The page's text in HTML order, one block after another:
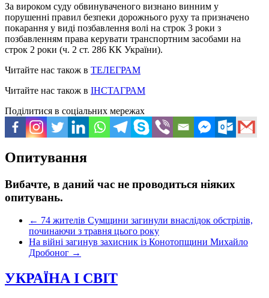
За вироком суду обвинуваченого визнано винним у
порушенні правил безпеки дорожнього руху та призначено
покарання у виді позбавлення волі на строк 3 роки з
позбавленням права керувати транспортним засобами на
строк 2 роки (ч. 2 ст. 286 КК України).
Читайте нас також в ТЕЛЕГРАМ
Читайте нас також в ІНСТАГРАМ
Поділитися в соціальних мережах
Опитування
Вибачте, в даний час не проводиться ніяких
опитувань.
← 74 жителів Сумщини загинули внаслідок обстрілів,
починаючи з травня цього року
На війні загинув захисник із Конотопщини Михайло
Дробоног →
УКРАЇНА І СВІТ